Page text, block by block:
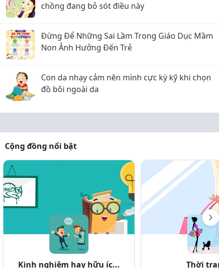
chồng đang bỏ sót điều này
Đừng Để Những Sai Lầm Trong Giáo Dục Mầm
Non Ảnh Hưởng Đến Trẻ
Con da nhạy cảm nên mình cực kỳ kỹ khi chọn
đồ bôi ngoài da
Cộng đồng nổi bật
Kinh nghiệm hay hữu íc... Thời